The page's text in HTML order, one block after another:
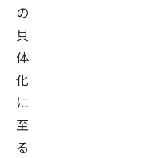
の
具
体
化
に
至
る